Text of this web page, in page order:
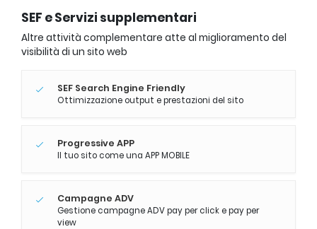
SEF e Servizi supplementari
Altre attività complementare atte al miglioramento del
visibilità di un sito web
SEF Search Engine Friendly
Ottimizzazione output e prestazioni del sito
Progressive APP
Il tuo sito come una APP MOBILE
Campagne ADV
Gestione campagne ADV pay per click e pay per
view